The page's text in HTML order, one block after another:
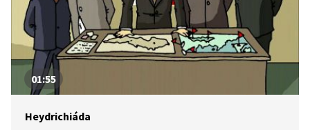
01:55
Heydrichiáda